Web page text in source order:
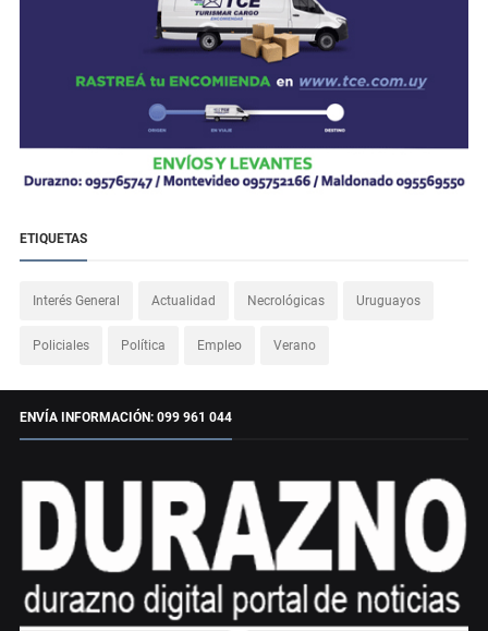
ETIQUETAS
Interés General Actualidad Necrológicas Uruguayos
Policiales Política Empleo Verano
ENVÍA INFORMACIÓN: 099 961 044